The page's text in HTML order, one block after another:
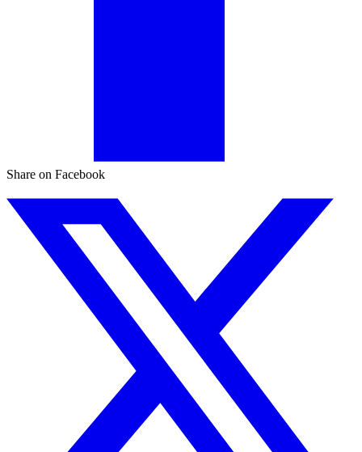
Share on Facebook